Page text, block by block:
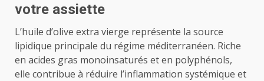
votre assiette
L’huile d’olive extra vierge représente la source
lipidique principale du régime méditerranéen. Riche
en acides gras monoinsaturés et en polyphénols,
elle contribue à réduire l’inflammation systémique et